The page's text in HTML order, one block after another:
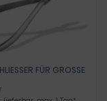
FÜR GROSSE RI